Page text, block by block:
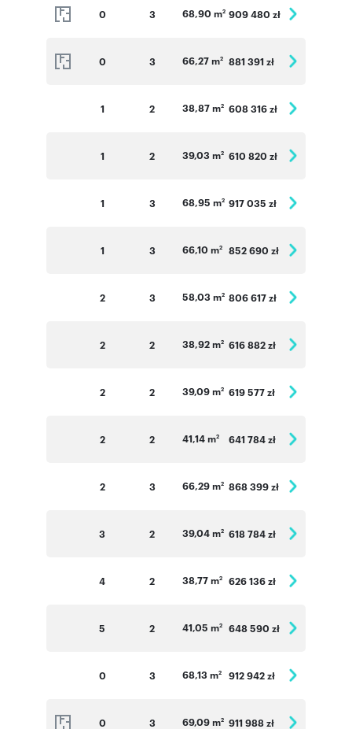
0 3 68,90 m2 909 480 zł
0 3 66,27 m2 881 391 zł
1 2 38,87 m2 608 316 zł
1 2 39,03 m2 610 820 zł
1 3 68,95 m2 917 035 zł
1 3 66,10 m2 852 690 zł
2 3 58,03 m2 806 617 zł
2 2 38,92 m2 616 882 zł
2 2 39,09 m2 619 577 zł
2 2 41,14 m2 641 784 zł
2 3 66,29 m2 868 399 zł
3 2 39,04 m2 618 784 zł
4 2 38,77 m2 626 136 zł
5 2 41,05 m2 648 590 zł
0 3 68,13 m2 912 942 zł
0 3 69,09 m2 911 988 zł